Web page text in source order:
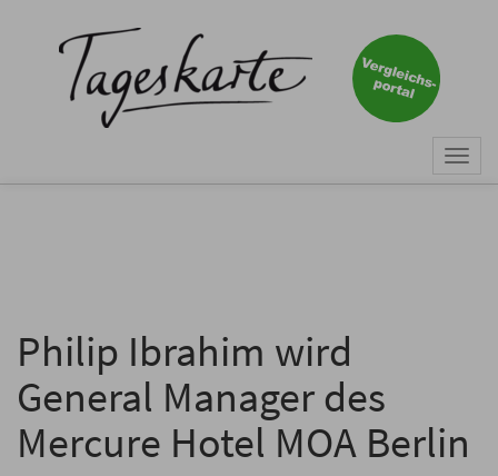
Philip Ibrahim wird
General Manager des
Mercure Hotel MOA Berlin
Keine Nachricht mehr
verpassen!
E-Mail *